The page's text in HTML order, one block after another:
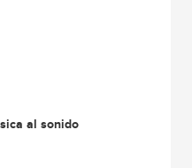
al sonido